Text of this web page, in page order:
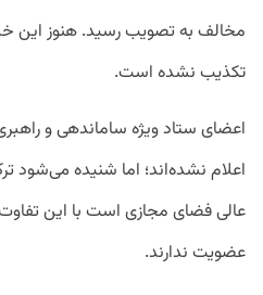
مخالف به تصویب رسید. هنوز این
تکذیب نشده است.
اعضای ستاد ویژه ساماندهی و
اعلام نشده‌اند؛ اما شنیده می‌شود
عالی فضای مجازی است با این
عضویت ندارند.